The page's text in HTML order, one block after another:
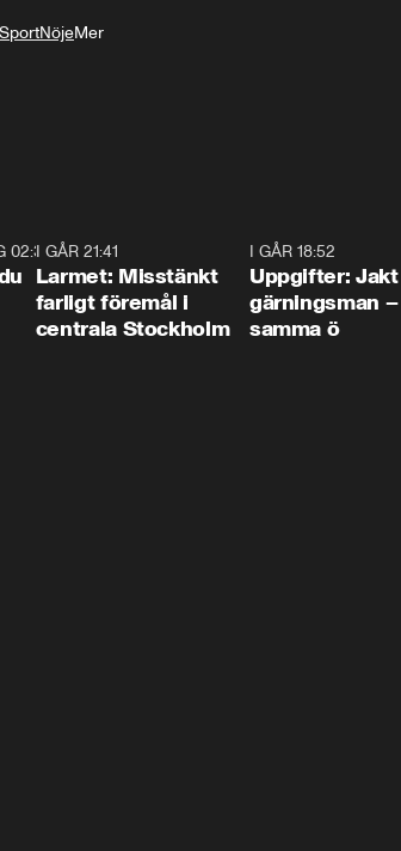
SportNöjeMer
1:06
02:30I GÅR 21:41
Larmet: Misstänkt
farligt föremål i
centrala Stockholm
I GÅR 18:52
Uppgifter:
gärningsman
samma ö